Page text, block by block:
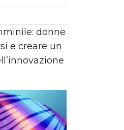
donne
e creare un